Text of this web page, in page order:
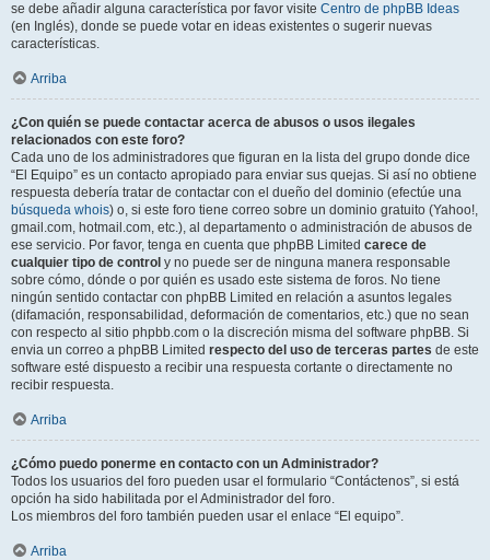
se debe añadir alguna característica por favor visite Centro de phpBB Ideas
(en Inglés), donde se puede votar en ideas existentes o sugerir nuevas
características.
Arriba
¿Con quién se puede contactar acerca de abusos o usos ilegales
relacionados con este foro?
Cada uno de los administradores que figuran en la lista del grupo donde dice
“El Equipo” es un contacto apropiado para enviar sus quejas. Si así no obtiene
respuesta debería tratar de contactar con el dueño del dominio (efectúe una
búsqueda whois) o, si este foro tiene correo sobre un dominio gratuito (Yahoo!,
gmail.com, hotmail.com, etc.), al departamento o administración de abusos de
ese servicio. Por favor, tenga en cuenta que phpBB Limited carece de
cualquier tipo de control y no puede ser de ninguna manera responsable
sobre cómo, dónde o por quién es usado este sistema de foros. No tiene
ningún sentido contactar con phpBB Limited en relación a asuntos legales
(difamación, responsabilidad, deformación de comentarios, etc.) que no sean
con respecto al sitio phpbb.com o la discreción misma del software phpBB. Si
envia un correo a phpBB Limited respecto del uso de terceras partes de este
software esté dispuesto a recibir una respuesta cortante o directamente no
recibir respuesta.
Arriba
¿Cómo puedo ponerme en contacto con un Administrador?
Todos los usuarios del foro pueden usar el formulario “Contáctenos”, si está
opción ha sido habilitada por el Administrador del foro.
Los miembros del foro también pueden usar el enlace “El equipo”.
Arriba